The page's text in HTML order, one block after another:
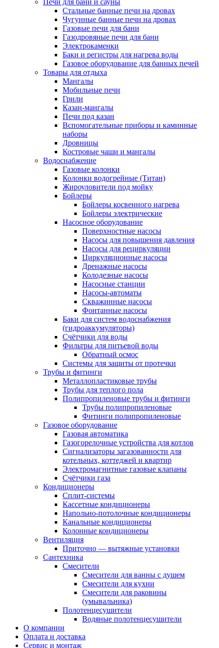
Печи для бани и сауны
Стальные банные печи на дровах
Чугунные банные печи на дровах
Газовые печи для бани
Газодровяные печи для бани
Электрокаменки
Баки и регистры для нагрева воды
Газовое оборудование для банных печей
Товары для отдыха
Мангалы
Мобильные печи
Грили
Казан-мангалы
Печи под казан
Вспомогательные приборы и каминные
наборы
Дровницы
Костровые чаши и мангалы
Водоснабжение
Газовые колонки
Колонки водогрейные (Титан)
Жироуловители под мойку
Бойлеры
Бойлеры косвенного нагрева
Бойлеры электрические
Насосное оборудование
Поверхностные насосы
Насосы для повышения давления
Насосы для рециркуляции
Циркуляционные насосы
Дренажные насосы
Колодезные насосы
Насосные станции
Насосы-автоматы
Скважинные насосы
Фонтанные насосы
Баки для систем водоснабжения
(гидроаккумуляторы)
Счётчики для воды
Фильтры для питьевой воды
Обратный осмос
Системы для защиты от протечки
Трубы и фитинги
Металлопластиковые трубы
Трубы для теплого пола
Полипропиленовые трубы и фитинги
Трубы полипропиленовые
Фитинги полипропиленовые
Газовое оборудование
Газовая автоматика
Газогорелочные устройства для котлов
Сигнализаторы загазованности для
котельных, коттеджей и квартир
Электромагнитные газовые клапаны
Счётчики газа
Кондиционеры
Сплит-системы
Кассетные кондиционеры
Напольно-потолочные кондиционеры
Канальные кондиционеры
Колонные кондиционеры
Вентиляция
Приточно — вытяжные установки
Сантехника
Смесители
Смесители для ванны с душем
Смесители для кухни
Смесители для раковины
(умывальника)
Полотенцесушители
Водяные полотенцесушители
О компании
Оплата и доставка
Сервис и монтаж